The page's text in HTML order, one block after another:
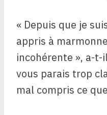
« Depuis que je
appris à
incohérente », a-t-
vous parais trop
mal compris ce